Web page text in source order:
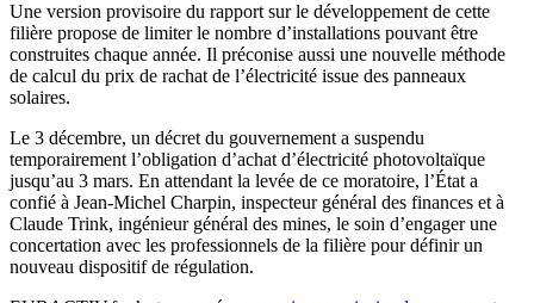
Une version provisoire du rapport sur le développement de cette
filière propose de limiter le nombre d’installations pouvant être
construites chaque année. Il préconise aussi une nouvelle méthode
de calcul du prix de rachat de l’électricité issue des panneaux
solaires.
Le 3 décembre, un décret du gouvernement a suspendu
temporairement l’obligation d’achat d’électricité photovoltaïque
jusqu’au 3 mars. En attendant la levée de ce moratoire, l’État a
confié à Jean-Michel Charpin, inspecteur général des finances et à
Claude Trink, ingénieur général des mines, le soin d’engager une
concertation avec les professionnels de la filière pour définir un
nouveau dispositif de régulation.